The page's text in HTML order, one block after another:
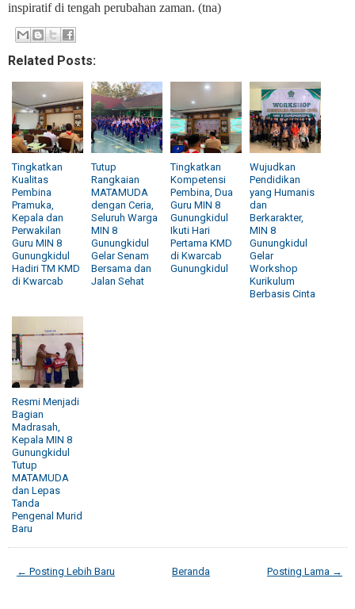
inspiratif di tengah perubahan zaman. (tna)
Related Posts:
Tingkatkan
Kualitas
Pembina
Pramuka,
Kepala dan
Perwakilan
Guru MIN 8
Gunungkidul
Hadiri TM KMD
di Kwarcab
Tutup
Rangkaian
MATAMUDA
dengan Ceria,
Seluruh Warga
MIN 8
Gunungkidul
Gelar Senam
Bersama dan
Jalan Sehat
Tingkatkan
Kompetensi
Pembina, Dua
Guru MIN 8
Gunungkidul
Ikuti Hari
Pertama KMD
di Kwarcab
Gunungkidul
Wujudkan
Pendidikan
yang Humanis
dan
Berkarakter,
MIN 8
Gunungkidul
Gelar
Workshop
Kurikulum
Berbasis Cinta
Resmi Menjadi
Bagian
Madrasah,
Kepala MIN 8
Gunungkidul
Tutup
MATAMUDA
dan Lepas
Tanda
Pengenal Murid
Baru
← Posting Lebih Baru Posting Lama →
Beranda